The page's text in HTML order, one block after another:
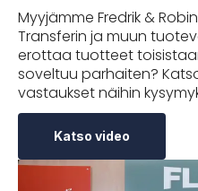
Myyjämme Fredrik &
Transferin ja muun
erottaa tuotteet
soveltuu parhaiten?
vastaukset näihin
Katso video